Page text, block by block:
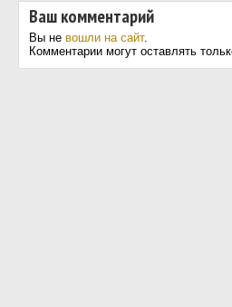
Ваш комментарий
Вы не вошли на сайт.
Комментарии могут оставлять